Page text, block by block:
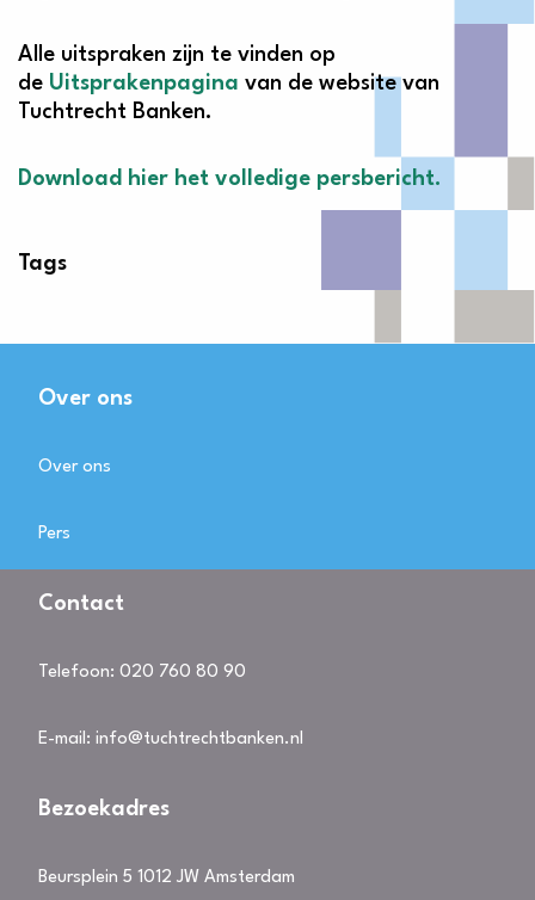
Alle uitspraken zijn te vinden op
de Uitsprakenpagina van de website van
Tuchtrecht Banken.
Download hier het volledige persbericht.
Tags
Over ons
Over ons
Pers
Contact
Telefoon: 020 760 80 90
E-mail: info@tuchtrechtbanken.nl
Bezoekadres
Beursplein 5 1012 JW Amsterdam